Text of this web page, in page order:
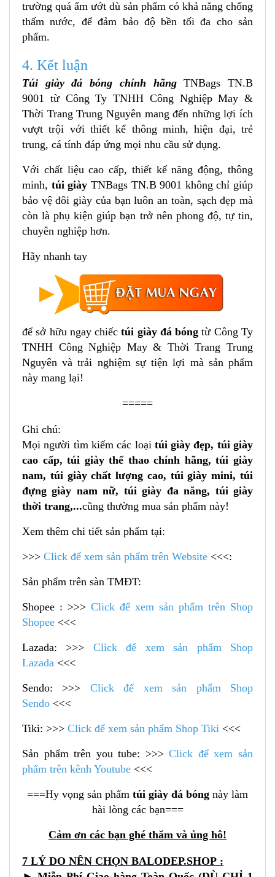
trường quá ẩm ướt dù sản phẩm có khả năng chống
thấm nước, để đảm bảo độ bền tối đa cho sản
phẩm.
4. Kết luận
Túi giày đá bóng chính hãngTNBags TN.B
9001 từ Công Ty TNHH Công Nghiệp May &
Thời Trang Trung Nguyên mang đến những lợi ích
vượt trội với thiết kế thông minh, hiện đại, trẻ
trung, cá tính đáp ứng mọi nhu cầu sử dụng.
Với chất liệu cao cấp, thiết kế năng động, thông
minh, túi giày TNBags TN.B 9001 không chỉ giúp
bảo vệ đôi giày của bạn luôn an toàn, sạch đẹp mà
còn là phụ kiện giúp bạn trở nên phong độ, tự tin,
chuyên nghiệp hơn.
Hãy nhanh tay
để sở hữu ngay chiếctúi giày đá bóng từ Công Ty
TNHH Công Nghiệp May & Thời Trang Trung
Nguyên và trải nghiệm sự tiện lợi mà sản phẩm
này mang lại!
=====
Ghi chú:
Mọi người tìm kiếm các loại túi giày đẹp, túi giày
cao cấp, túi giày thể thao chính hãng, túi giày
nam, túi giày chất lượng cao, túi giày mini, túi
đựng giày nam nữ, túi giày đa năng, túi giày
thời trang,...cũng thường mua sản phẩm này!
Xem thêm chi tiết sản phẩm tại:
>>> Click để xem sản phẩm trên Website <<<:
Sản phẩm trên sàn TMĐT:
Shopee : >>> Click để xem sản phẩm trên Shop
Shopee <<<
Lazada: >>> Click để xem sản phẩm Shop
Lazada <<<
Sendo: >>> Click để xem sản phẩm Shop
Sendo <<<
Tiki: >>> Click để xem sản phẩm Shop Tiki <<<
Sản phẩm trên you tube: >>>Click để xem sản
phẩm trên kênh Youtube <<<
===Hy vọng sản phẩm túi giày đá bóng này làm
hài lòng các bạn===
Cảm ơn các bạn ghé thăm và ủng hô!
7 LÝ DO NÊN CHỌN BALODEP.SHOP :